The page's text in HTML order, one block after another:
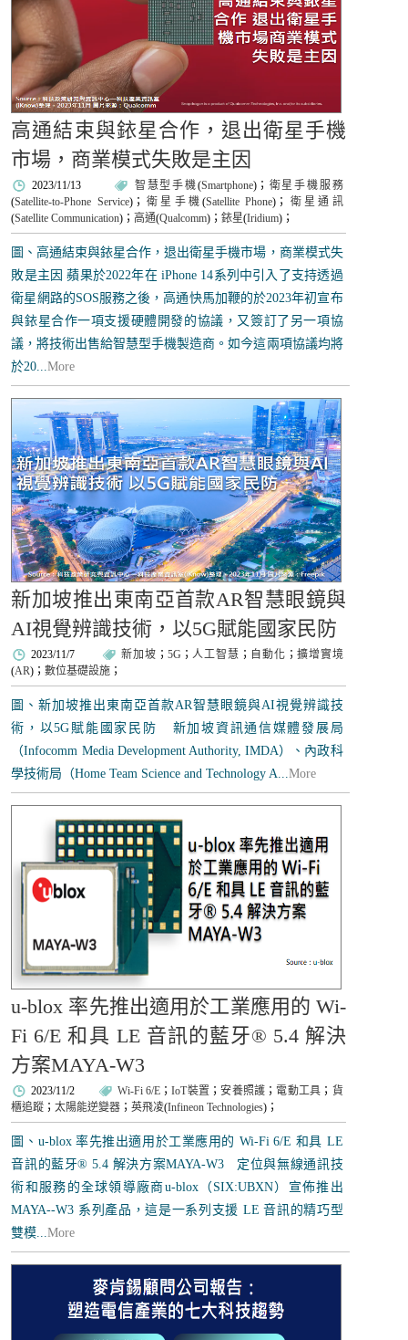
高通結束與銥星合作，退出衛星手機
市場，商業模式失敗是主因
2023/11/13 智慧型手機(Smartphone)； 衛星手機服務
(Satellite-to-Phone Service)； 衛星手機(Satellite Phone)；
衛星通訊
(Satellite Communication)； 高通(Qualcomm)；銥星(Iridium)；
圖、高通結束與銥星合作，退出衛星手機市場，商業模式失
敗是主因 蘋果於2022年在 iPhone 14系列中引入了支持透過
衛星網路的SOS服務之後，高通快馬加鞭的於2023年初宣布
與銥星合作一項支援硬體開發的協議，又簽訂了另一項協
議，將技術出售給智慧型手機製造商。如今這兩項協議均將
於20...More
新加坡推出東南亞首款AR智慧眼鏡與
AI視覺辨識技術，以5G賦能國家民防
2023/11/7 新加坡 ； 5G ； 人工智慧 ； 自動化 ； 擴增實境
(AR)；數位基礎設施 ；
圖、新加坡推出東南亞首款AR智慧眼鏡與AI視覺辨識技
術，以5G賦能國家民防 新加坡資訊通信媒體發展局
（Infocomm Media Development Authority, IMDA）、內政科
學技術局（Home Team Science and Technology A...More
u-blox 率先推出適用於工業應用的 Wi-
Fi 6/E 和具 LE 音訊的藍牙® 5.4 解決
方案MAYA-W3
2023/11/2 Wi-Fi 6/E ；IoT裝置 ；安養照護 ； 電動工具 ； 貨
櫃追蹤 ；太陽能逆變器 ；英飛凌(Infineon Technologies)；
圖、u-blox 率先推出適用於工業應用的 Wi-Fi 6/E 和具 LE
音訊的藍牙® 5.4 解決方案MAYA-W3 定位與無線通訊技
術和服務的全球領導廠商u-blox（SIX:UBXN）宣佈推出
MAYA-‑W3 系列產品，這是一系列支援 LE 音訊的精巧型
雙模...More